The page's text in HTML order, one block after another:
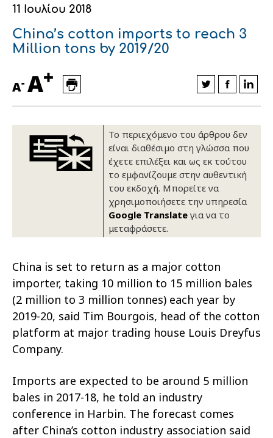
Οικονομικά στοιχεία
Εταιρική δομή
Καινοτομία
Επικοινωνία
Πως θα μας βρείτε
Εξαγωγές
Συνέδρια
Πως θα μας βρείτε
Ευφυής γεωργία
Συμβουλευτική στο χωράφι
Εκκόκκιση για λογαριασμό του
παραγωγού
Ιατρικές υπηρεσίες
Πως θα μας βρείτε
Αλυσίδα βάμβακος
Πως θα μας βρείτε
Κλωστοϋφαντουργία - Ένδυση
Εταιρικά νέα
Πως θα μας βρείτε
Πως θα μας βρείτε
11 Ιουλίου 2018
China’s cotton imports to reach 3
Million tons by 2019/20
A- A+
Το περιεχόμενο του άρθρου δεν
είναι διαθέσιμο στη γλώσσα που
έχετε επιλέξει και ως εκ τούτου
το εμφανίζουμε στην αυθεντική
του εκδοχή. Μπορείτε να
χρησιμοποιήσετε την υπηρεσία
Google Translateγια να το
μεταφράσετε.
China is set to return as a major cotton
importer, taking 10 million to 15 million bales
(2 million to 3 million tonnes) each year by
2019-20, said Tim Bourgois, head of the cotton
platform at major trading house Louis Dreyfus
Company.
Imports are expected to be around 5 million
bales in 2017-18, he told an industry
conference in Harbin. The forecast comes
after China’s cotton industry association said